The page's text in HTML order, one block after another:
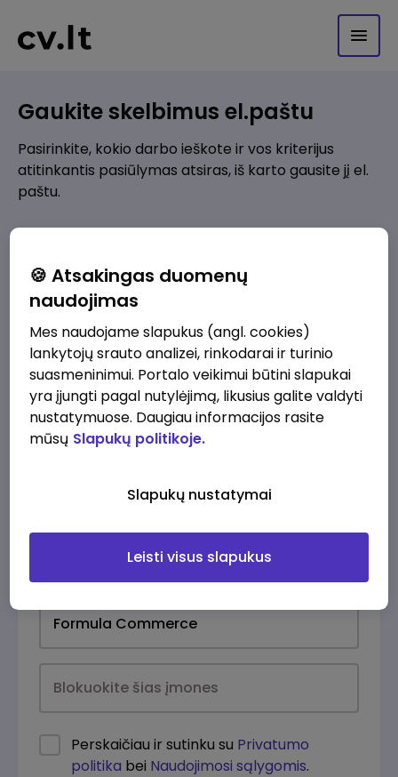
Gaukite skelbimus el.paštu
Pasirinkite, kokio darbo ieškote ir vos kriterijus
atitinkantis pasiūlymas atsiras, iš karto gausite jį el.
paštu.
Pridėti naują
Kokios srities darbo pasiūlymai jus domina?
Pridėti naują
Perskaičiau ir sutinku su Privatumo
politika bei Naudojimosi sąlygomis.
🍪 Atsakingas duomenų
naudojimas
Mes naudojame slapukus (angl. cookies)
lankytojų srauto analizei, rinkodarai ir turinio
suasmeninimui. Portalo veikimui būtini slapukai
yra įjungti pagal nutylėjimą, likusius galite valdyti
nustatymuose. Daugiau informacijos rasite
mūsų Slapukų politikoje.
Slapukų nustatymai
Leisti visus slapukus